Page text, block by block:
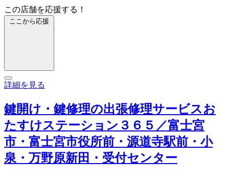
この店舗を応援する！
ここから応援
詳細を見る
鍵開け・鍵修理の出張修理サービスお
たすけステーション３６５／富士宮
市・富士宮市役所前・源道寺駅前・小
泉・万野原新田・受付センター